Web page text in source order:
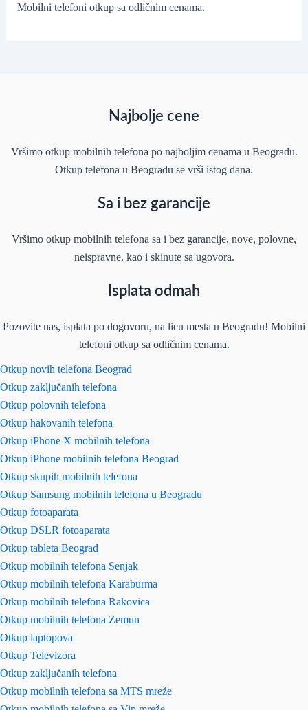
Mobilni telefoni otkup sa odličnim cenama.
Najbolje cene
Vršimo otkup mobilnih telefona po najboljim cenama u Beogradu.
Otkup telefona u Beogradu se vrši istog dana.
Sa i bez garancije
Vršimo otkup mobilnih telefona sa i bez garancije, nove, polovne,
neispravne, kao i skinute sa ugovora.
Isplata odmah
Pozovite nas, isplata po dogovoru, na licu mesta u Beogradu! Mobilni
telefoni otkup sa odličnim cenama.
Otkup novih telefona Beograd
Otkup zaključanih telefona
Otkup polovnih telefona
Otkup hakovanih telefona
Otkup iPhone X mobilnih telefona
Otkup iPhone mobilnih telefona Beograd
Otkup skupih mobilnih telefona
Otkup Samsung mobilnih telefona u Beogradu
Otkup fotoaparata
Otkup DSLR fotoaparata
Otkup tableta Beograd
Otkup mobilnih telefona Senjak
Otkup mobilnih telefona Karaburma
Otkup mobilnih telefona Rakovica
Otkup mobilnih telefona Zemun
Otkup laptopova
Otkup Televizora
Otkup zaključanih telefona
Otkup mobilnih telefona sa MTS mreže